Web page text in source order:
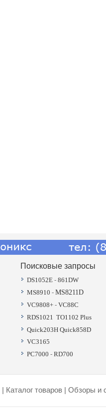
Поисковые запросы
DS1052E - 861DW
MS8910 - MS8211D
VC9808+ - VC88C
RDS1021 TO1102 Plus
Quick203H Quick858D
VC3165
PC7000 - RD700
Каталог товаров Обзоры и